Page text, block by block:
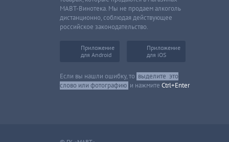
МАВТ-Винотека. Мы не продаем алкоголь
дистанционно, соблюдая действующее
российское законодательство.
Приложение
для Android
Приложение
для iOS
Если вы нашли ошибку, то выделите это
слово или фотографию и нажмите Ctrl+Enter